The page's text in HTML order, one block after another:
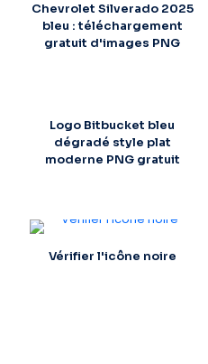
Chevrolet Silverado 2025
bleu : téléchargement
gratuit d'images PNG
Logo Bitbucket bleu
dégradé style plat
moderne PNG gratuit
Vérifier l'icône noire